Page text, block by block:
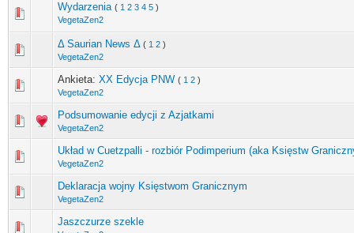
Wydarzenia ( 1 2 3 4 5 )
VegetaZen2
Δ Saurian News Δ ( 1 2 )
VegetaZen2
Ankieta: XX Edycja PNW ( 1 2 )
VegetaZen2
Podsumowanie edycji z Azjatkami
VegetaZen2
Układ w Cuetzpalli - rozbiór Podimperium (aka Księstw
VegetaZen2
Deklaracja wojny Księstwom Granicznym
VegetaZen2
Jaszczurze szekle